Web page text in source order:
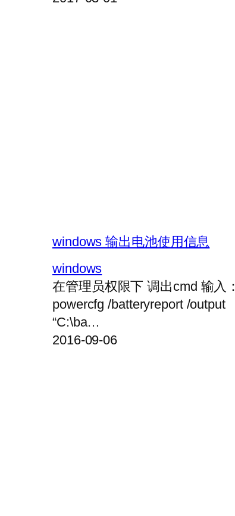
windows 输出电池使用信息
windows
在管理员权限下 调出cmd 输入：
powercfg /batteryreport /output
“C:\ba…
2016-09-06